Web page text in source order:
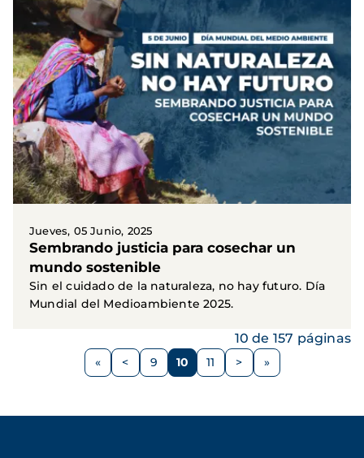
Jueves, 05 Junio, 2025
Sembrando justicia para cosechar un
mundo sostenible
Sin el cuidado de la naturaleza, no hay futuro. Día
Mundial del Medioambiente 2025.
Paginación
Página
< Página
9 Página
10 Página
11
Siguiente
>
10 de 157 páginas